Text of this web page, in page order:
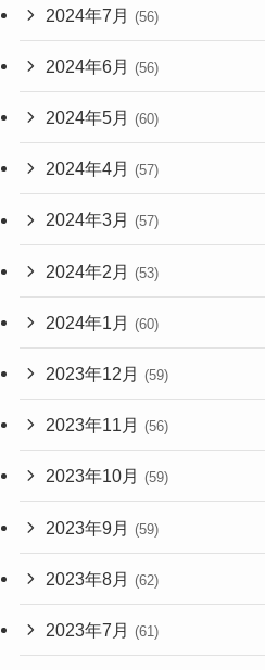
2024年7月 (56)
2024年6月 (56)
2024年5月 (60)
2024年4月 (57)
2024年3月 (57)
2024年2月 (53)
2024年1月 (60)
2023年12月 (59)
2023年11月 (56)
2023年10月 (59)
2023年9月 (59)
2023年8月 (62)
2023年7月 (61)